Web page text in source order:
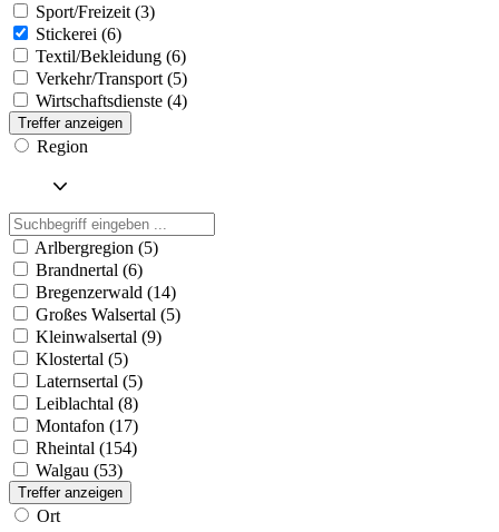
Sport/Freizeit (3)
Stickerei (6)
Textil/Bekleidung (6)
Verkehr/Transport (5)
Wirtschaftsdienste (4)
Treffer anzeigen
Region
Arlbergregion (5)
Brandnertal (6)
Bregenzerwald (14)
Großes Walsertal (5)
Kleinwalsertal (9)
Klostertal (5)
Laternsertal (5)
Leiblachtal (8)
Montafon (17)
Rheintal (154)
Walgau (53)
Treffer anzeigen
Ort